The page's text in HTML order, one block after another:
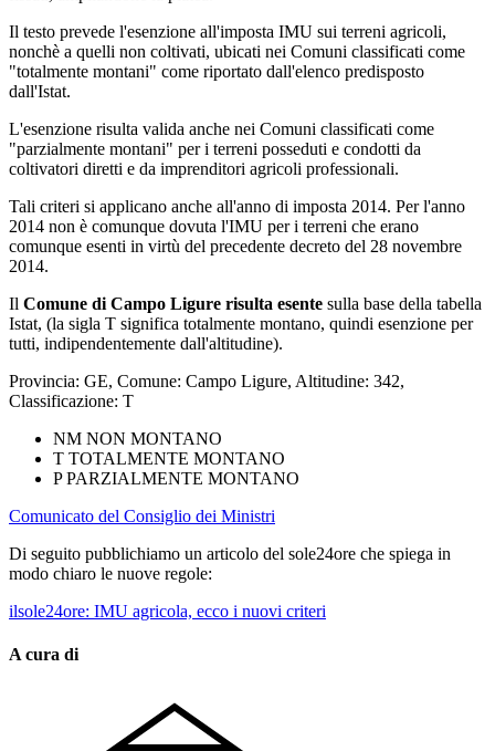
Il testo prevede l'esenzione all'imposta IMU sui terreni agricoli,
nonchè a quelli non coltivati, ubicati nei Comuni classificati come
"totalmente montani" come riportato dall'elenco predisposto
dall'Istat.
L'esenzione risulta valida anche nei Comuni classificati come
"parzialmente montani" per i terreni posseduti e condotti da
coltivatori diretti e da imprenditori agricoli professionali.
Tali criteri si applicano anche all'anno di imposta 2014. Per l'anno
2014 non è comunque dovuta l'IMU per i terreni che erano
comunque esenti in virtù del precedente decreto del 28 novembre
2014.
Il Comune di Campo Ligure risulta esente sulla base della tabella
Istat, (la sigla T significa totalmente montano, quindi esenzione per
tutti, indipendentemente dall'altitudine).
Provincia: GE, Comune: Campo Ligure, Altitudine: 342,
Classificazione: T
NM NON MONTANO
T TOTALMENTE MONTANO
P PARZIALMENTE MONTANO
Comunicato del Consiglio dei Ministri
Di seguito pubblichiamo un articolo del sole24ore che spiega in
modo chiaro le nuove regole:
ilsole24ore: IMU agricola, ecco i nuovi criteri
A cura di